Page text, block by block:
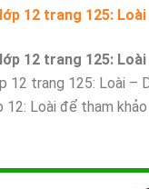
12 trang 125: Loài
12 trang 125: Loài
12 trang 125: Loài –
12: Loài để tham